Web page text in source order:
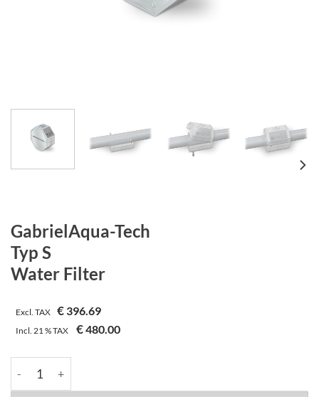
GabrielAqua-Tech
Typ S
Water Filter
Excl. TAX € 396.69
Incl.21 %TAX €480.00